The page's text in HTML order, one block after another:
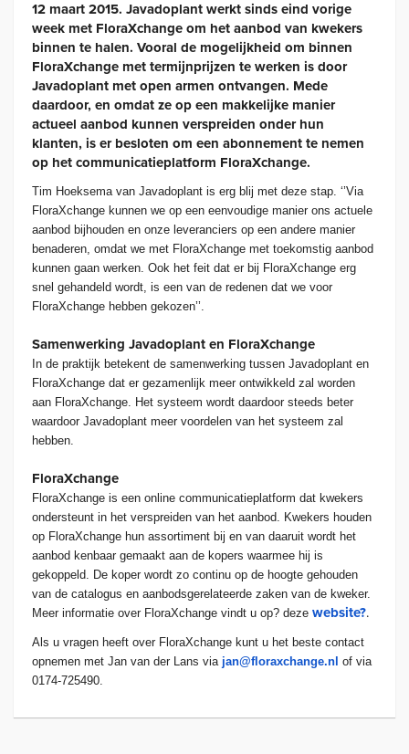
12 maart 2015. Javadoplant werkt sinds eind vorige
week met FloraXchange om het aanbod van kwekers
binnen te halen. Vooral de mogelijkheid om binnen
FloraXchange met termijnprijzen te werken is door
Javadoplant met open armen ontvangen. Mede
daardoor, en omdat ze op een makkelijke manier
actueel aanbod kunnen verspreiden onder hun
klanten, is er besloten om een abonnement te nemen
op het communicatieplatform FloraXchange.
Tim Hoeksema van Javadoplant is erg blij met deze stap. ‘’Via
FloraXchange kunnen we op een eenvoudige manier ons actuele
aanbod bijhouden en onze leveranciers op een andere manier
benaderen, omdat we met FloraXchange met toekomstig aanbod
kunnen gaan werken. Ook het feit dat er bij FloraXchange erg
snel gehandeld wordt, is een van de redenen dat we voor
FloraXchange hebben gekozen’’.
Samenwerking Javadoplant en FloraXchange
In de praktijk betekent de samenwerking tussen Javadoplant en
FloraXchange dat er gezamenlijk meer ontwikkeld zal worden
aan FloraXchange. Het systeem wordt daardoor steeds beter
waardoor Javadoplant meer voordelen van het systeem zal
hebben.
FloraXchange
FloraXchange is een online communicatieplatform dat kwekers
ondersteunt in het verspreiden van het aanbod. Kwekers houden
op FloraXchange hun assortiment bij en van daaruit wordt het
aanbod kenbaar gemaakt aan de kopers waarmee hij is
gekoppeld. De koper wordt zo continu op de hoogte gehouden
van de catalogus en aanbodsgerelateerde zaken van de kweker.
Meer informatie over FloraXchange vindt u op? deze website?.
Als u vragen heeft over FloraXchange kunt u het beste contact
opnemen met Jan van der Lans via jan@floraxchange.nl of via
0174-725490.